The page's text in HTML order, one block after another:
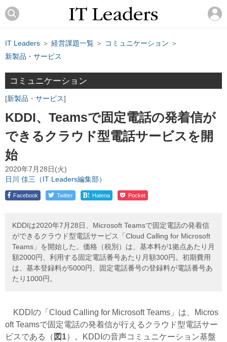
IT Leaders ＞ 経営課題一覧 ＞ コミュニケーション ＞
新製品・サービス
コミュニケーション
新製品・サービス
KDDI、Teamsで固定電話の発着信が
できるクラウド型電話サービスを開
始
2020年7月28日(火)
日川 佳三（IT Leaders編集部）
Facebook Twitter ! Hatena Pocket
KDDIは2020年7月28日、Microsoft Teamsで固定電話の発着信
ができるクラウド型電話サービス「Cloud Calling for Microsoft
Teams」を開始した。価格（税別）は、基本料が1拠点あたり月
額2000円、利用する固定電話番号あたり月額300円。初期費用
は、基本登録料が5000円、固定電話番号の登録料が電話番号あ
たり1000円。
KDDIの「Cloud Calling for Microsoft Teams」は、Micros
oft Teamsで固定電話の発着信が行えるクラウド型電話サー
ビスである（ 図1）。KDDIの音声コミュニケーション基盤